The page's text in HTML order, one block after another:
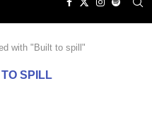
with "Built to spill"
SPILL